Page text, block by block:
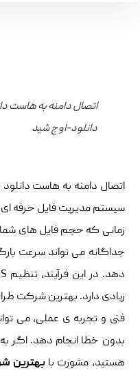
اتصال دامنه به هاست
دانلود-اوج شید
اتصال دامنه به هاست
سیستم مدیریت فایل حرفه
زمانی که حجم فایل های شما
جداگانه می تواند سرعت
زیادی دارد. بهترین شرکت
فنی و تجربه ی عملی، می
بدون خطا انجام دهد. اگر
هستید، مشورت با بهترین